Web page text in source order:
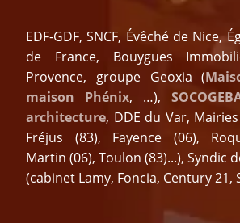
EDF-GDF, SNCF, Évêché de Nice,
de France, Bouygues
Provence, groupe Geoxia (
maison Phénix, …),
architecture, DDE du Var,
Fréjus (83), Fayence (06),
Martin (06), Toulon (83)...), Syndic
(cabinet Lamy, Foncia, Century